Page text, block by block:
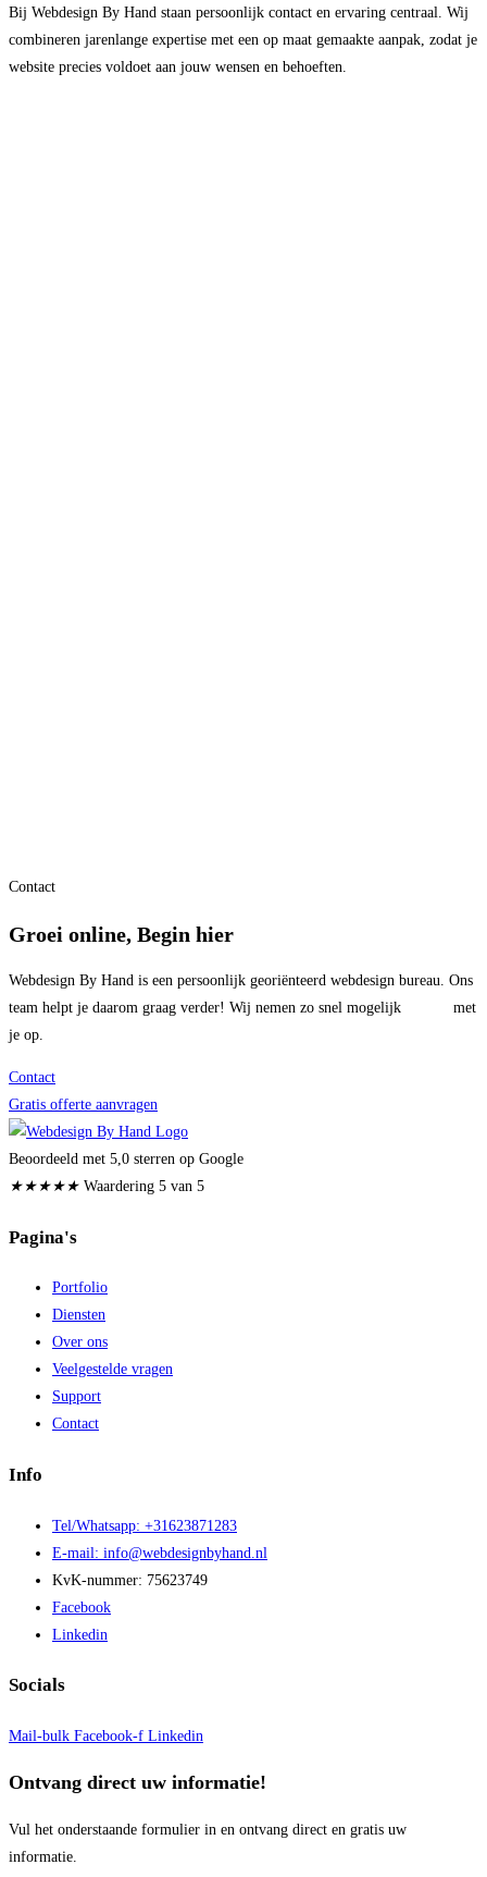
Bij Webdesign By Hand staan persoonlijk contact en ervaring centraal. Wij
combineren jarenlange expertise met een op maat gemaakte aanpak, zodat je
website precies voldoet aan jouw wensen en behoeften.
Contact
Groei online, Begin hier
Webdesign By Hand is een persoonlijk georiënteerd webdesign bureau. Ons
team helpt je daarom graag verder! Wij nemen zo snel mogelijk
met
je op.
Contact
Gratis offerte aanvragen
Beoordeeld met 5,0 sterren op Google
★★★★★ Waardering 5 van 5
Pagina's
Portfolio
Diensten
Over ons
Veelgestelde vragen
Support
Contact
Info
Tel/Whatsapp: +31623871283
E-mail: info@webdesignbyhand.nl
KvK-nummer: 75623749
Facebook
Linkedin
Socials
Mail-bulk Facebook-f Linkedin
Ontvang direct uw informatie!
Vul het onderstaande formulier in en ontvang direct en gratis uw
informatie.